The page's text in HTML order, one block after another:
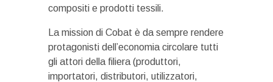
compositi e prodotti tessili.
La mission di Cobat è da sempre rendere
protagonisti dell’economia circolare tutti
gli attori della filiera (produttori,
importatori, distributori, utilizzatori,